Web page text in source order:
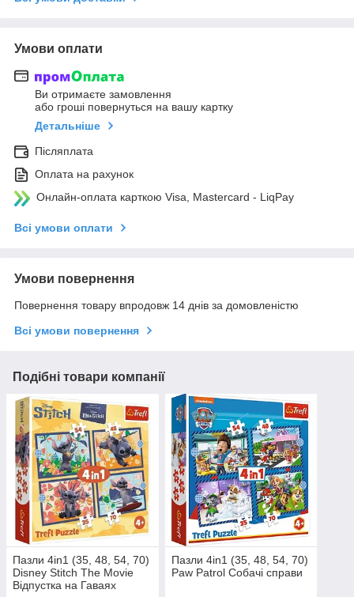
Умови оплати
Ви отримаєте замовлення
або гроші повернуться на вашу картку
Детальніше
Післяплата
Оплата на рахунок
Онлайн-оплата карткою Visa, Mastercard - LiqPay
Всі умови оплати
Умови повернення
Повернення товару впродовж 14 днів за домовленістю
Всі умови повернення
Подібні товари компанії
Пазли 4in1 (35, 48, 54, 70)
Disney Stitch The Movie
Відпустка на Гаваях
Пазли 4in1 (35, 48, 54, 70)
Paw Patrol Собачі справи